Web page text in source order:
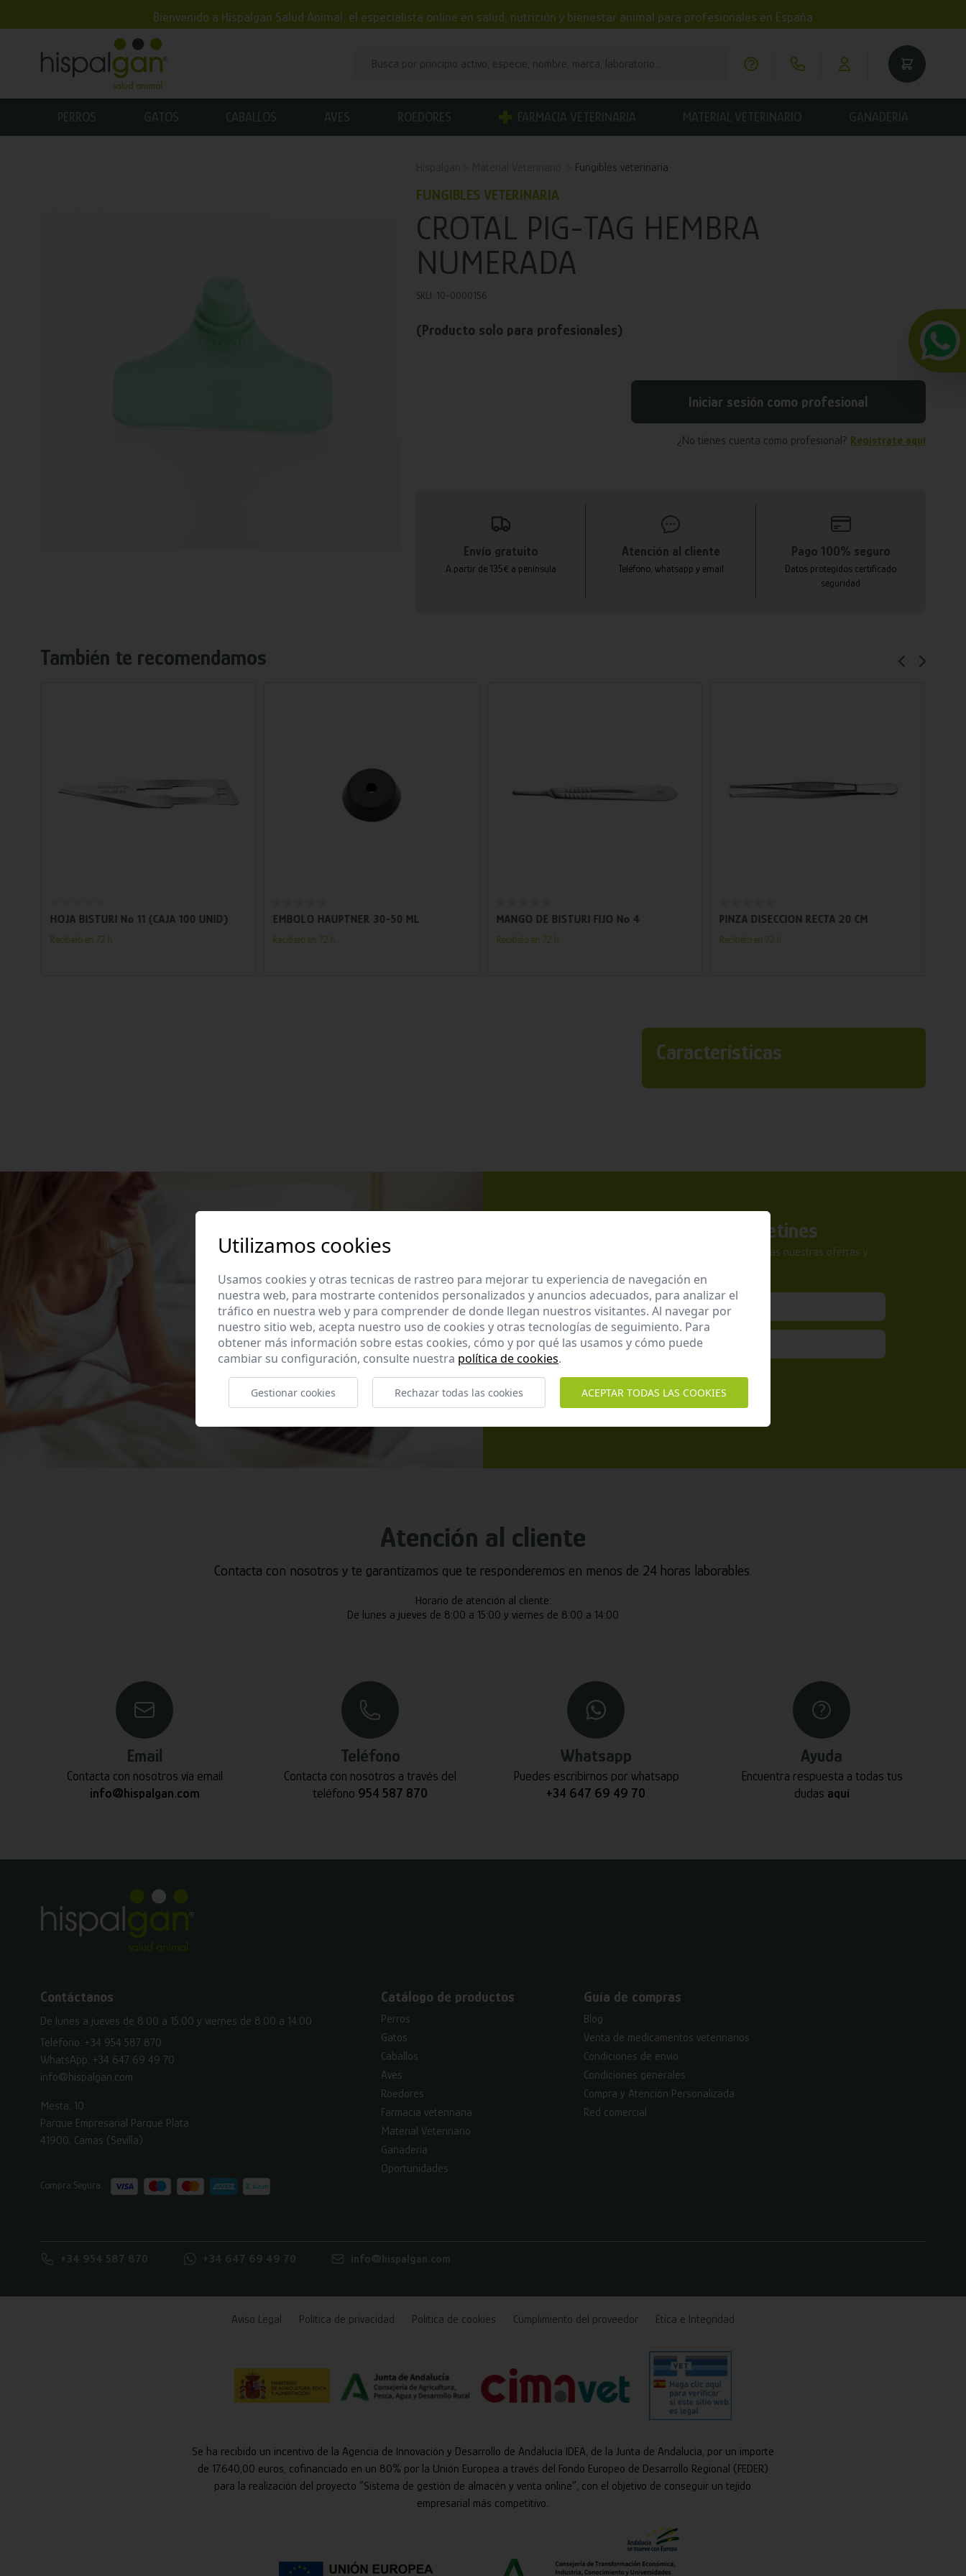
Bienvenido a Hispalgan Salud Animal, el especialista online en salud, nutrición y bienestar animal para profesionales en España
PERROS GATOS CABALLOS AVES ROEDORES FARMACIA VETERINARIA MATERIAL VETERINARIO GANADERÍA
Fungibles veterinaria
FUNGIBLES VETERINARIA
CROTAL PIG-TAG HEMBRA
NUMERADA
SKU: 10-0000156
(Producto solo para profesionales)
Iniciar sesión como profesional
¿No tienes cuenta como profesional? Regístrate aquí
Envío gratuito
A partir de 135€ a península
Atención al cliente
Teléfono, whatsapp y email
Pago 100% seguro
Datos protegidos certificado
seguridad
También te recomendamos
HOJA BISTURI Nº 11 (CAJA 100 UNID)
Recíbelo en 72 h.
EMBOLO HAUPTNER 30-50 ML
Recíbelo en 72 h.
MANGO DE BISTURI FIJO Nº 4
Recíbelo en 72 h.
PINZA DISECCION RECTA 20 CM
Recíbelo en 72 h.
Características
Apúntate a nuestros boletines
Suscríbete a nuestra newsletter y no te pierdas nuestras ofertas y
He leído y acepto laPolítica de Privacidad
Enviar
Atención al cliente
Contacta con nosotros y te garantizamos que te responderemos en menos de 24 horas laborables.
Horario de atención al cliente:
De lunes a jueves de 8:00 a 15:00 y viernes de 8:00 a 14:00
Email
Contacta con nosotros vía email
info@hispalgan.com
Teléfono
Contacta con nosotros a través del
teléfono 954 587 870
Whatsapp
Puedes escribirnos por whatsapp
+34 647 69 49 70
Ayuda
Encuentra respuesta a todas tus
dudas aquí
Contáctanos
De lunes a jueves de 8:00 a 15:00 y viernes de 8:00 a 14:00
Teléfono: +34 954 587 870
WhatsApp: +34 647 69 49 70
info@hispalgan.com
Mesta, 10
Parque Empresarial Parque Plata
41900, Camas (Sevilla)
Compra Segura:
Catálogo de productos
Perros
Gatos
Caballos
Aves
Roedores
Farmacia veterinaria
Material Veterinario
Ganadería
Oportunidades
Guía de compras
Blog
Venta de medicamentos veterinarios
Condiciones de envío
Condiciones generales
Compra y Atención Personalizada
Red comercial
+34 954 587 870 +34 647 69 49 70 info@hispalgan.com
Aviso Legal Política de privacidad Política de cookies Cumplimiento del proveedor Ética e Integridad
Se ha recibido un incentivo de la Agencia de Innovación y Desarrollo de Andalucía IDEA, de la Junta de Andalucía, por un importe
de 17.640,00 euros, cofinanciado en un 80% por la Unión Europea a través del Fondo Europeo de Desarrollo Regional (FEDER)
para la realización del proyecto “Sistema de gestión de almacén y venta online”, con el objetivo de conseguir un tejido
empresarial más competitivo.
Utilizamos cookies
Usamos cookies y otras tecnicas de rastreo para mejorar tu experiencia de navegación en
nuestra web, para mostrarte contenidos personalizados y anuncios adecuados, para analizar el
tráfico en nuestra web y para comprender de donde llegan nuestros visitantes. Al navegar por
nuestro sitio web, acepta nuestro uso de cookies y otras tecnologías de seguimiento. Para
obtener más información sobre estas cookies, cómo y por qué las usamos y cómo puede
cambiar su configuración, consulte nuestra política de cookies.
Gestionar cookies Rechazar todas las cookies ACEPTAR TODAS LAS COOKIES